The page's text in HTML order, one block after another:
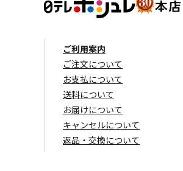
ご利用案内
ご注文について
お支払について
送料について
お届けについて
キャンセルについて
返品・交換について